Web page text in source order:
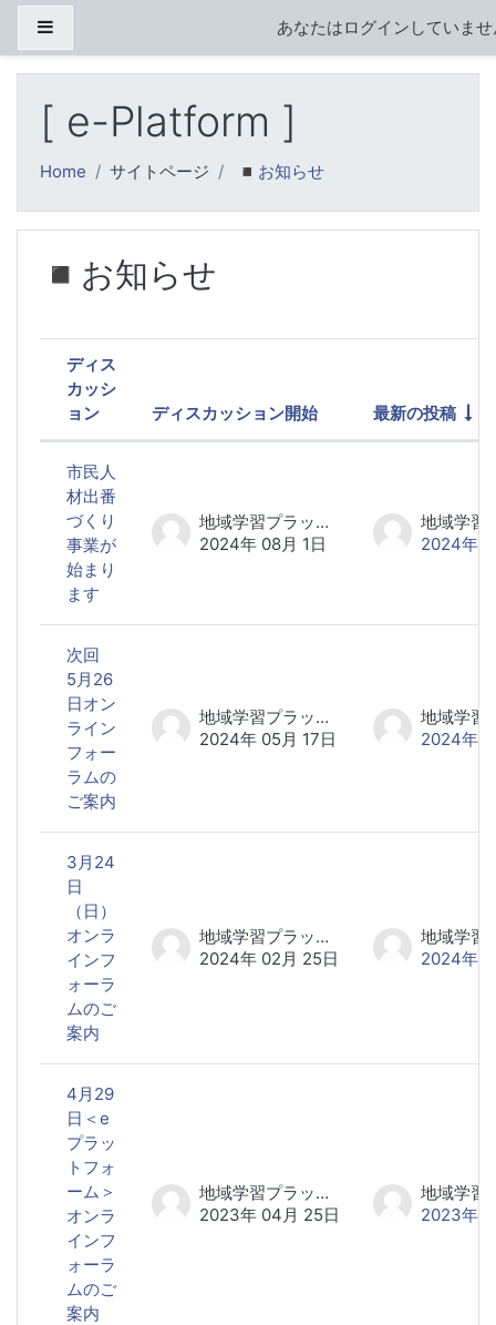
メインコンテンツへスキップする
あなたはログインしていま
[ e-Platform ]
Home サイトページ ◾️お知らせ
◾️お知らせ
ディスカッション一覧です。12 /
ステータス
ディス
カッシ
ョン
ディスカッション開始 最新の投稿
市民人
材出番
づくり
事業が
始まり
ます
地域学習プラットフォーム研究会 事務局
2024年 08月 1日
2024年
次回
5月26
日オン
ライン
フォー
ラムの
ご案内
地域学習プラットフォーム研究会 事務局
2024年 05月 17日
2024年
3月24
日
（日）
オンラ
インフ
ォーラ
ムのご
案内
地域学習プラットフォーム研究会 事務局
2024年 02月 25日
2024年
4月29
日＜e
プラッ
トフォ
ーム＞
オンラ
インフ
ォーラ
ムのご
案内
地域学習プラットフォーム研究会 事務局
2023年 04月 25日
2023年